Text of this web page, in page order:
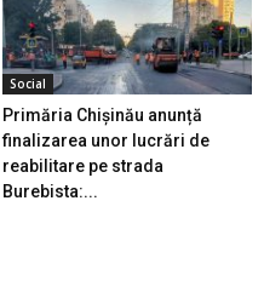
Social
Primăria Chișinău anunță
finalizarea unor lucrări de
reabilitare pe strada
Burebista:...